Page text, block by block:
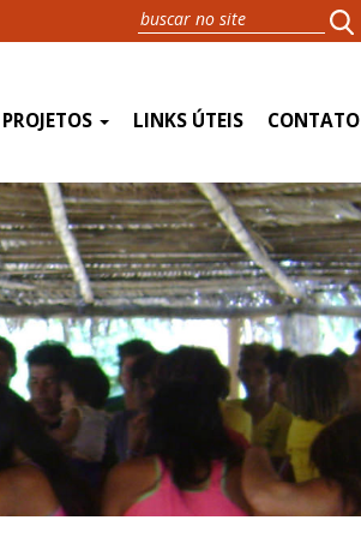
PROJETOS LINKS ÚTEIS CONTATO